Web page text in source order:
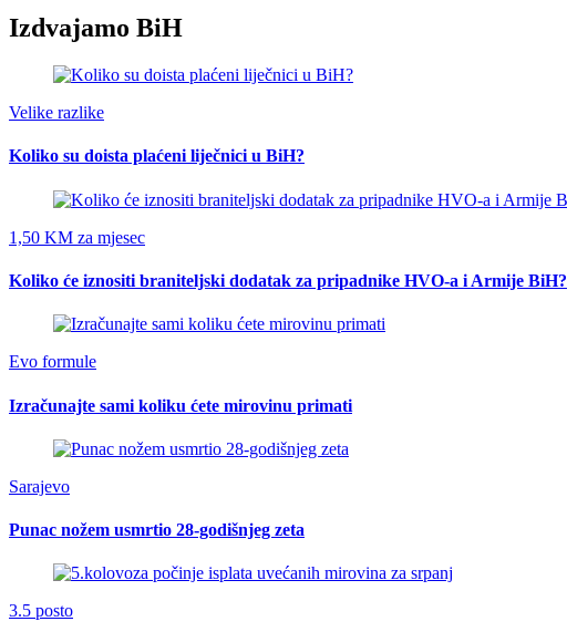
Izdvajamo BiH
Velike razlike
Koliko su doista plaćeni liječnici u BiH?
1,50 KM za mjesec
Koliko će iznositi braniteljski dodatak za pripadnike HVO-a i Armije BiH?
Evo formule
Izračunajte sami koliku ćete mirovinu primati
Sarajevo
Punac nožem usmrtio 28-godišnjeg zeta
3.5 posto